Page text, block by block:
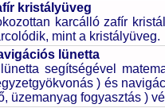
kristályüveg
karcálló zafír
mint a kristályüveg.
lünetta
segítségével
) és
üzemanyag fogyasztás )